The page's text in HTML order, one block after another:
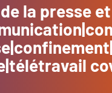
la presse